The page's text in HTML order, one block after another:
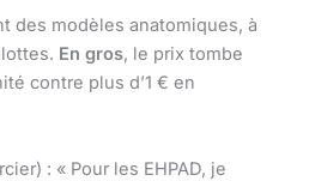
des modèles anatomiques, à
En gros, le prix tombe
contre plus d’1 € en
: « Pour les EHPAD, je